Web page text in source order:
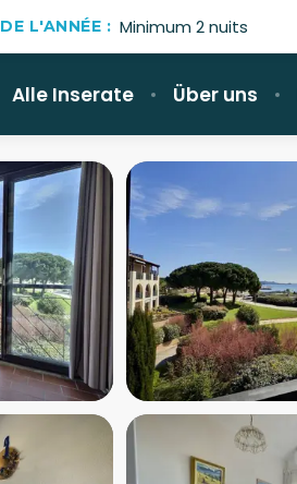
L'ANNÉE : Minimum 2 nuits
Alle Inserate Über uns